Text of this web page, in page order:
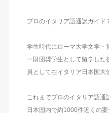
プロのイタリア語通訳ガイド
学生時代にローマ大学文学・
ー財団奨学生として留学した
員として在イタリア日本国大
これまでプロのイタリア語通
日本国内で約1000件近くの